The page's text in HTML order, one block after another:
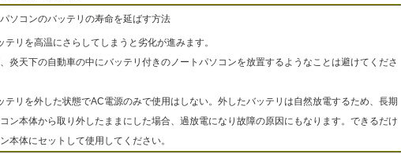
ソコンのバッテリの寿命を延ばす方法
テリを高温にさらしてしまうと劣化が進みます。
炎天下の自動車の中にバッテリ付きのノートパソコンを放置するようなことは避けてくださ
テリを外した状態でAC電源のみで使用はしない。外したバッテリは自然放電するため、長期
ン本体から取り外したままにした場合、過放電になり故障の原因にもなります。できるだけ
本体にセットして使用してください。